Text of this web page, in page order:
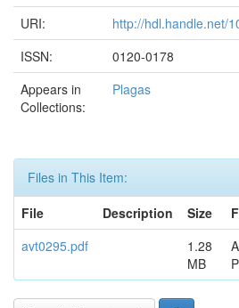
URI:
http://hdl.handle.net/
ISSN:
0120-0178
Appears in
Collections:
Plagas
Files in This Item:
File
Description Size
avt0295.pdf
1.28
MB